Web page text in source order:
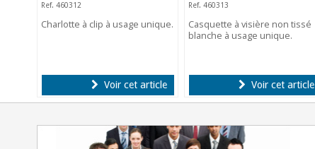
Ref. 460312
Charlotte à clip à usage unique.
Voir cet article
Ref. 460313
Casquette à visière non tissé
blanche à usage unique.
Voir cet article